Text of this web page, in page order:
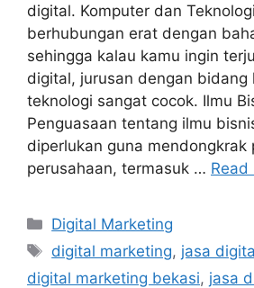
digital. Komputer dan
berhubungan erat dengan
sehingga kalau kamu ingin
digital, jurusan dengan bidang
teknologi sangat cocok. Ilmu
Penguasaan tentang ilmu
diperlukan guna mendongkrak
perusahaan, termasuk … Read
Digital Marketing
digital marketing, jasa
digital marketing bekasi, jasa